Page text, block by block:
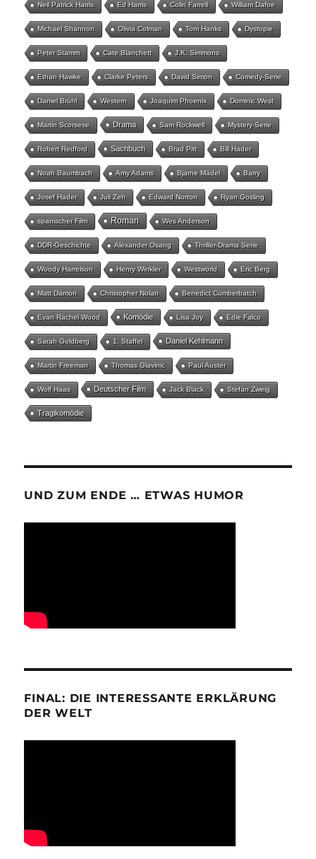
Neil Patrick Harris Ed Harris Colin Farrell William Dafoe
Michael Shannon Olivia Colman Tom Hanks Dystopie
Peter Stamm Cate Blanchett J.K. Simmons
Ethan Hawke Clarke Peters David Simon Comedy-Serie
Daniel Brühl Western Joaquim Phoenix Dominic West
Martin Scorsese Drama Sam Rockwell Mystery-Serie
Robert Redford Sachbuch Brad Pitt Bill Hader
Noah Baumbach Amy Adams Bjarne Mädel Barry
Josef Hader Juli Zeh Edward Norton Ryan Gosling
spanischer Film Roman Wes Anderson
DDR-Geschichte Alexander Osang Thriller-Drama Serie
Woody Harrelson Henry Winkler Westworld Eric Berg
Matt Damon Christopher Nolan Benedict Cumberbatch
Evan Rachel Wood Komödie Lisa Joy Edie Falco
Sarah Goldberg 1. Staffel Daniel Kehlmann
Martin Freeman Thomas Glavinic Paul Auster
Wolf Haas Deutscher Film Jack Black Stefan Zweig
Tragikomödie
UND ZUM ENDE … ETWAS HUMOR
FINAL: DIE INTERESSANTE ERKLÄRUNG
DER WELT